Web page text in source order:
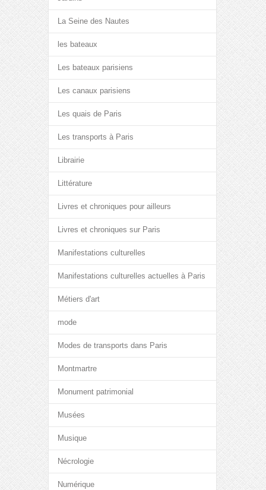
La Seine des Nautes
les bateaux
Les bateaux parisiens
Les canaux parisiens
Les quais de Paris
Les transports à Paris
Librairie
Littérature
Livres et chroniques pour ailleurs
Livres et chroniques sur Paris
Manifestations culturelles
Manifestations culturelles actuelles à Paris
Métiers d'art
mode
Modes de transports dans Paris
Montmartre
Monument patrimonial
Musées
Musique
Nécrologie
Numérique